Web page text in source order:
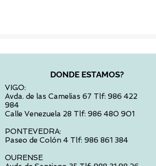
DONDE ESTAMOS?
VIGO:
Avda. de las Camelias 67 Tlf: 986 422
984
Calle Venezuela 28 Tlf: 986 480 901
PONTEVEDRA:
Paseo de Colón 4 Tlf: 986 861 384
OURENSE